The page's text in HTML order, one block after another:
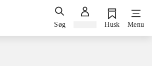
Søg Husk Menu